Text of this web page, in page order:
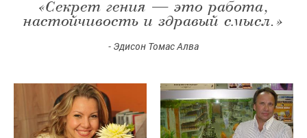
«Секрет гения — это работа,
настойчивость и здравый смысл.»
- Эдисон Томас Алва